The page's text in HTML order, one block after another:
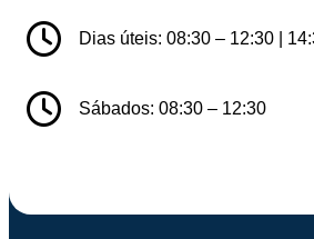
Dias úteis: 08:30 – 12:30 |
Sábados: 08:30 – 12:30